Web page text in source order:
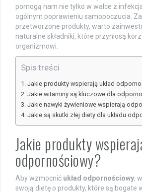
pomogą nam nie tylko w walce z
ogólnym poprawieniu samopoczucia.
przetworzone produkty, warto
naturalne składniki, które przyniosą
organizmowi.
Spis treści
Jakie produkty wspierają układ
Jakie witaminy są kluczowe dla
Jakie nawyki żywieniowe wspierają
Jakie są skutki złej diety dla układu
Jakie produkty
odpornościowy?
Aby wzmocnić układ odpornościowy,
swoją dietę o produkty, które są bogate